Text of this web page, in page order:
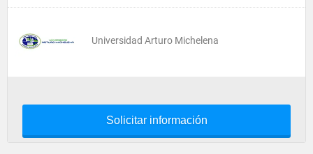
Universidad Arturo Michelena
Solicitar información